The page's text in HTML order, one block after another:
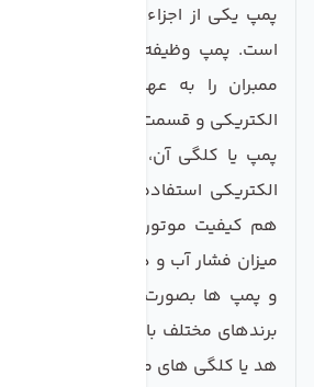
پمپ یکی از اجزاء بسیار مهم
است. پمپ وظیفه بالا بردن فشار
الکتریکی و قسمت هد پمپ یا کلگی
پمپ یا کلگی آن، از نیروی دورانی
الکتریکی استفاده می کند تا فشار
هم کیفیت موتور الکتریکی و هم
میزان فشار آب و دبی خروجی موثر
و پمپ ها بصورت استاندارد و
برندهای مختلف با یکدیگر سازگاری
هد یا کلگی های موجود در بازار،